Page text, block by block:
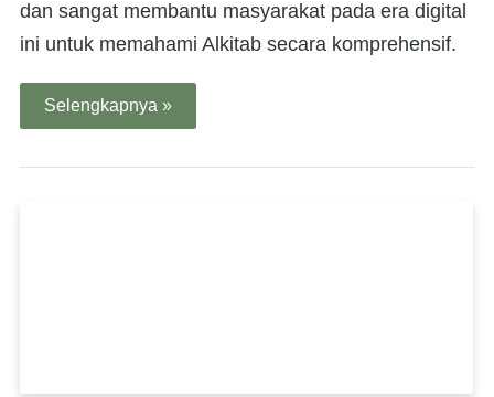
dan sangat membantu masyarakat pada era digital
ini untuk memahami Alkitab secara komprehensif.
Selengkapnya »